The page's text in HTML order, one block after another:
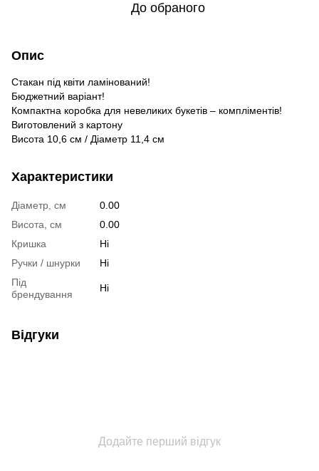
До обраного
Опис
Стакан під квіти ламінований!
Бюджетний варіант!
Компактна коробка для невеликих букетів – компліментів!
Виготовлений з картону
Висота 10,6 см / Діаметр 11,4 см
Характеристики
Діаметр, см
0.00
Висота, см
0.00
Кришка
Ні
Ручки / шнурки
Ні
Під
брендування
Ні
Відгуки
Додайте перший відгук